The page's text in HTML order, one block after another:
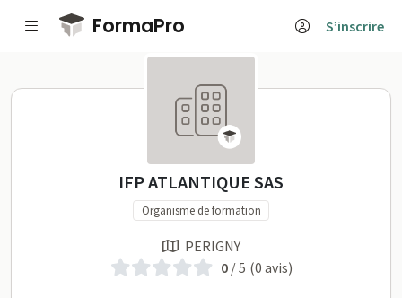
Passer au contenu principal
FormaPro S’inscrire
IFP ATLANTIQUE SAS sur
IFP ATLANTIQUE SAS
Organisme de formation
PERIGNY
0/ 5 (0 avis)